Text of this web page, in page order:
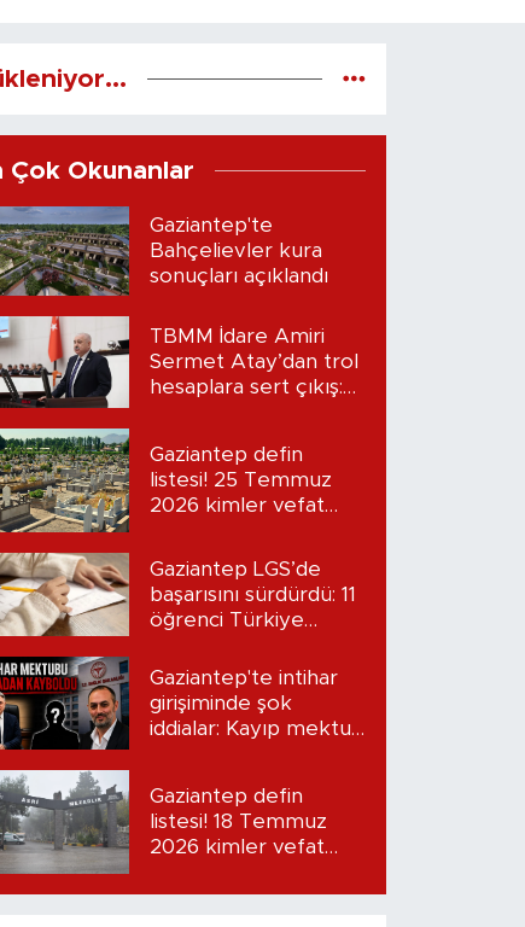
Çok Okunanlar
Gaziantep'te
Bahçelievler kura
sonuçları açıklandı
TBMM İdare Amiri
Sermet Atay’dan trol
hesaplara sert çıkış:
Gaziantep defin
listesi! 25 Temmuz
2026 kimler vefat
Gaziantep LGS’de
başarısını sürdürdü: 11
öğrenci Türkiye
Gaziantep'te intihar
girişiminde şok
iddialar: Kayıp mektup
Gaziantep defin
listesi! 18 Temmuz
2026 kimler vefat